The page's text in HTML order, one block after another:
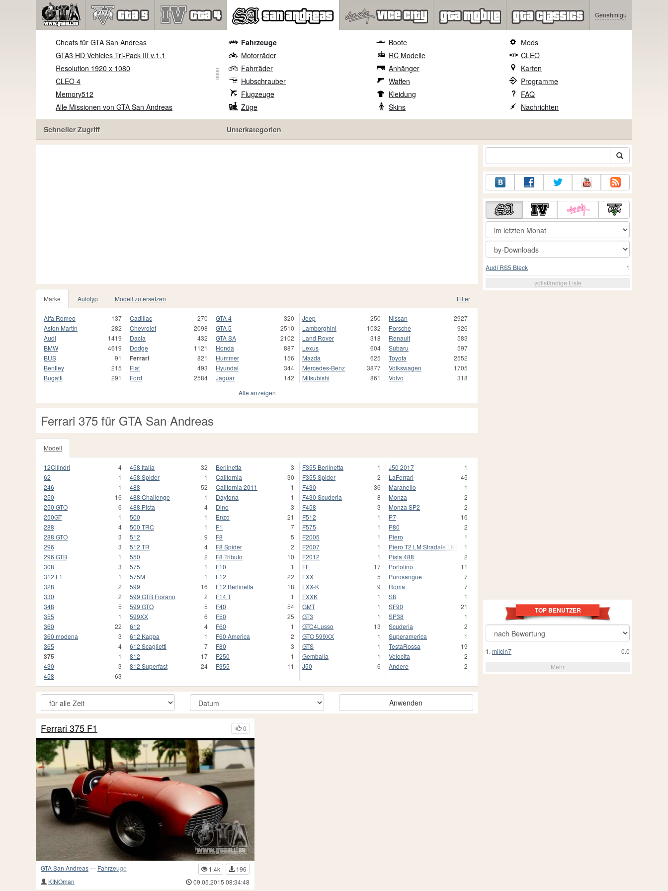
Genehmigung
Cheats für GTA San Andreas
GTA3 HD Vehicles Tri-Pack III v.1.1
Resolution 1920 x 1080
CLEO 4
Memory512
Alle Missionen von GTA San Andreas
Schneller Zugriff
Fahrzeuge
Motorräder
Fahrräder
Hubschrauber
Flugzeuge
Züge
Boote
RC Modelle
Anhänger
Waffen
Kleidung
Skins
Mods
CLEO
Karten
Programme
FAQ
Nachrichten
Unterkategorien
Marke Autotyp Modell zu ersetzen Filter
Alfa Romeo
137
Aston Martin
282
Audi
1419
BMW
4619
BUS
91
Bentley
215
Bugatti
291
Cadillac
270
Chevrolet
2098
Dacia
432
Dodge
1121
Ferrari
821
Fiat
493
Ford
2584
GTA 4
320
GTA 5
2510
GTA SA
2102
Honda
887
Hummer
156
Hyundai
344
Jaguar
142
Jeep
250
Lamborghini
1032
Land Rover
318
Lexus
604
Mazda
625
Mercedes-Benz
3877
Mitsubishi
861
Nissan
2927
Porsche
926
Renault
583
Subaru
597
Toyota
2552
Volkswagen
1705
Volvo
318
Alle anzeigen
Ferrari 375 für GTA San Andreas
Modell
12Cilindri
4
62
1
246
1
250
16
250 GTO
6
250GT
1
288
4
288 GTO
3
296
3
296 GTB
1
308
3
312 F1
1
328
2
330
2
348
5
355
1
360
22
360 modena
3
365
4
375
1
430
3
458
63
458 Italia
32
458 Spider
1
488
52
488 Challenge
1
488 Pista
4
500
1
500 TRC
1
512
9
512 TR
4
550
2
575
1
575M
1
599
16
599 GTB Fiorano
2
599 GTO
5
599XX
6
612
4
612 Kappa
1
612 Scaglietti
7
812
17
812 Superfast
24
Berlinetta
3
California
30
California 2011
1
Daytona
1
Dino
3
Enzo
21
F1
7
F8
5
F8 Spider
2
F8 Tributo
10
F10
1
F12
22
F12 Berlinetta
18
F14 T
1
F40
54
F50
25
F60
1
F60 America
2
F80
3
F250
1
F355
11
F355 Berlinetta
1
F355 Spider
2
F430
36
F430 Scuderia
8
F458
3
F512
1
F575
1
F2005
1
F2007
1
F2012
1
FF
17
FXX
5
FXX-K
9
FXXK
1
GMT
1
GT3
1
GTC4Lusso
13
GTO 599XX
1
GTS
1
Gemballa
1
J50
6
J50 2017
1
LaFerrari
45
Maranello
1
Monza
2
Monza SP2
2
P7
16
P80
2
Piero
1
Piero T2 LM Stradale LMP1
1
Pista 488
2
Portofino
11
Purosangue
7
Roma
7
S8
1
SF90
21
SP38
1
Scuderia
2
Superamerica
1
TestaRossa
19
Velocita
2
Andere
2
Anwenden
0
Ferrari 375 F1
GTA San Andreas— Fahrzeuge 1.4k
196
KINOman
09.05.2015 08:34:48
1
Audi RS5 Bleck
vollständige Liste
TOP BENUTZER
0.0
1. milcin7
Mehr